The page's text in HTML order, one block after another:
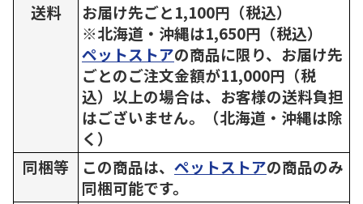
送料
お届け先ごと1,100円（税込）
※北海道・沖縄は1,650円（税込）
ペットストアの商品に限り、お届け先
ごとのご注文金額が11,000円（税
込）以上の場合は、お客様の送料負担
はございません。（北海道・沖縄は除
く）
同梱等
この商品は、 ペットストアの商品のみ
同梱可能です。